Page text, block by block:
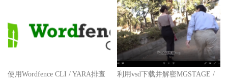
使用Wordfence CLI / YARA排查
利用vsd下载并解密MGSTAGE /